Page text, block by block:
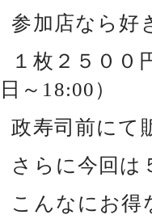
参加店なら好
１枚２５００
日～18:00）
政寿司前にて
さらに今回は
こんなにお得